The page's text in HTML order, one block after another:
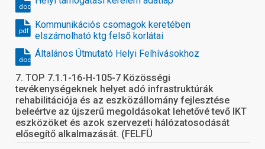
docx
Kommunikációs csomagok keretében
elszámolható ktg felső korlátai
pdf
Általános Útmutató Helyi Felhívásokhoz
docx
7. TOP 7.1.1-16-H-105-7 Közösségi
tevékenységeknek helyet adó infrastruktúrák
rehabilitációja és az eszközállomány fejlesztése
beleértve az újszerű megoldásokat lehetővé tevő IKT
eszközöket és azok szervezeti hálózatosodását
elősegítő alkalmazását. (FELFÜ